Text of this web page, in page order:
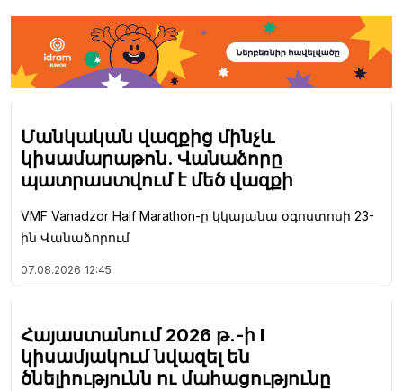
Մանկական վազքից մինչև
կիսամարաթոն. Վանաձորը
պատրաստվում է մեծ վազքի
VMF Vanadzor Half Marathon-ը կկայանա օգոստոսի 23-
ին Վանաձորում
07.08.2026 12:45
Հայաստանում 2026 թ.-ի I
կիսամյակում նվազել են
ծնելիությունն ու մահացությունը